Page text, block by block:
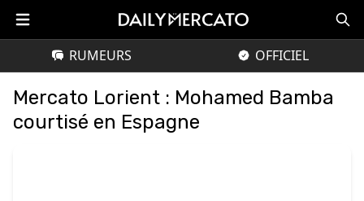
RUMEURS OFFICIEL
Mercato Lorient : Mohamed Bamba
courtisé en Espagne